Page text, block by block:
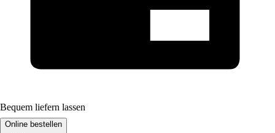
Bequem liefern lassen
Online bestellen